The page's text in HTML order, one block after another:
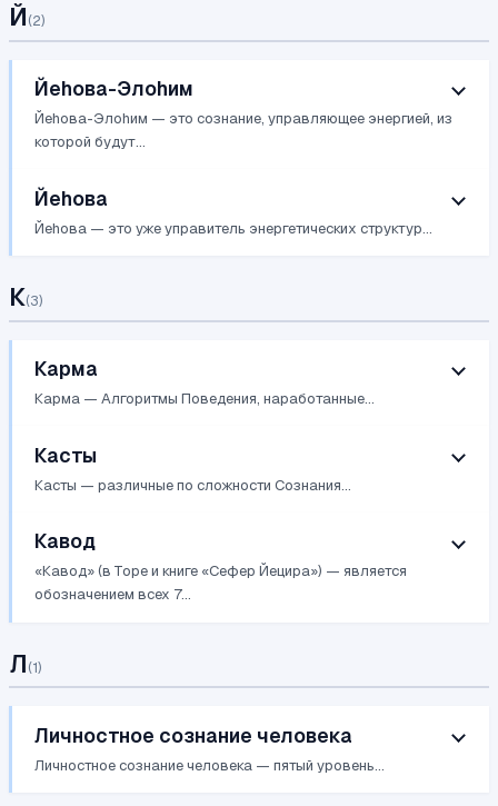
Й(2)
Йеhова-Элоhим
Йеhова-Элоhим — это сознание, управляющее энергией, из
которой будут...
Йеhова
Йеhова — это уже управитель энергетических структур...
К(3)
Карма
Карма — Алгоритмы Поведения, наработанные...
Касты
Касты — различные по сложности Сознания...
Кавод
«Кавод» (в Торе и книге «Сефер Йецира») — является
обозначением всех 7...
Л(1)
Личностное сознание человека
Личностное сознание человека — пятый уровень...